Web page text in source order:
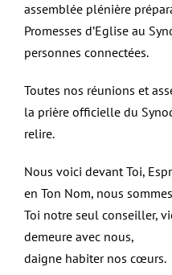
assemblée plénière
Promesses d’Eglise au
personnes connectées.
Toutes nos réunions et
la prière officielle du
relire.
Nous voici devant Toi,
en Ton Nom, nous
Toi notre seul conseiller,
demeure avec nous,
daigne habiter nos cœurs.